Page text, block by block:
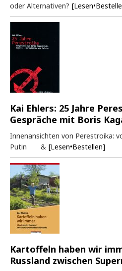
oder Alternativen?
Kai Ehlers: 25 Jahre
Gespräche mit Boris
Innenansichten von Perestroika:
Putin & [Lesen•Bestellen]
Kartoffeln haben wir
Russland zwischen